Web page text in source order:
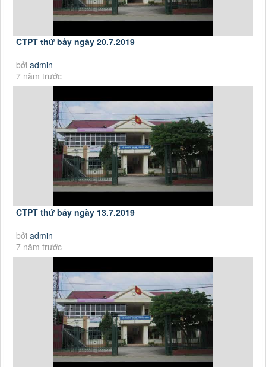
CTPT thứ bảy ngày 20.7.2019
bởi admin
7 năm trước
CTPT thứ bảy ngày 13.7.2019
bởi admin
7 năm trước